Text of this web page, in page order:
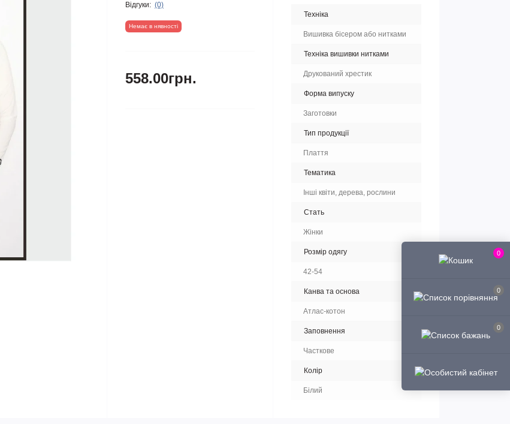
0
0
0
Відгуки: (0)
Немає в нявності
558.00грн.
Техніка
Вишивка бісером або нитками
Техніка вишивки нитками
Друкований хрестик
Форма випуску
Заготовки
Тип продукції
Плаття
Тематика
Інші квіти, дерева, рослини
Стать
Жінки
Розмір одягу
42-54
Канва та основа
Атлас-котон
Заповнення
Часткове
Колір
Білий